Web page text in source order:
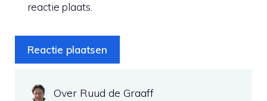
reactie plaats.
Over Ruud de Graaff